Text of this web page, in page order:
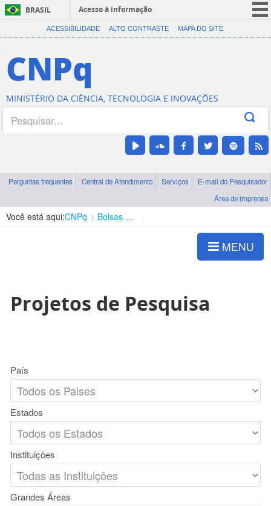
BRASIL
Acesso à informação
CORONAVÍRUS (COVID-19)
Canais
ACESSIBILIDADE ALTO CONTRASTE MAPA DO SITE
CNPq
MINISTÉRIO DA CIÊNCIA, TECNOLOGIA E INOVAÇÕES
Perguntas frequentes Central de Atendimento Serviços
E-mail do Pesquisador
Área de imprensa
Você está aqui:CNPq Bolsas e Auxílios Vigentes
MENU
Projetos de Pesquisa
País
Estados
Instituições
Grandes Áreas